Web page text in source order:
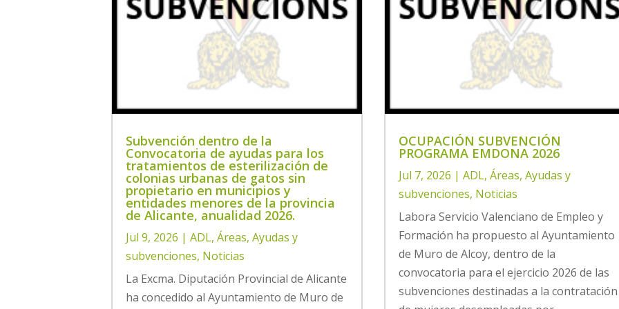
Subvención dentro de la
Convocatoria de ayudas para los
tratamientos de esterilización de
colonias urbanas de gatos sin
propietario en municipios y
entidades menores de la provincia
de Alicante, anualidad 2026.
Jul 9, 2026 |ADL,Áreas,Ayudas y
subvenciones, Noticias
La Excma. Diputación Provincial de Alicante
ha concedido al Ayuntamiento de Muro de
OCUPACIÓN SUBVENCIÓN
PROGRAMA EMDONA 2026
Jul 7, 2026 | ADL, Áreas, Ayudas y
subvenciones, Noticias
Labora Servicio Valenciano de Empleo y
Formación ha propuesto al Ayuntamiento
de Muro de Alcoy, dentro de la
convocatoria para el ejercicio 2026 de las
subvenciones destinadas a la contratación